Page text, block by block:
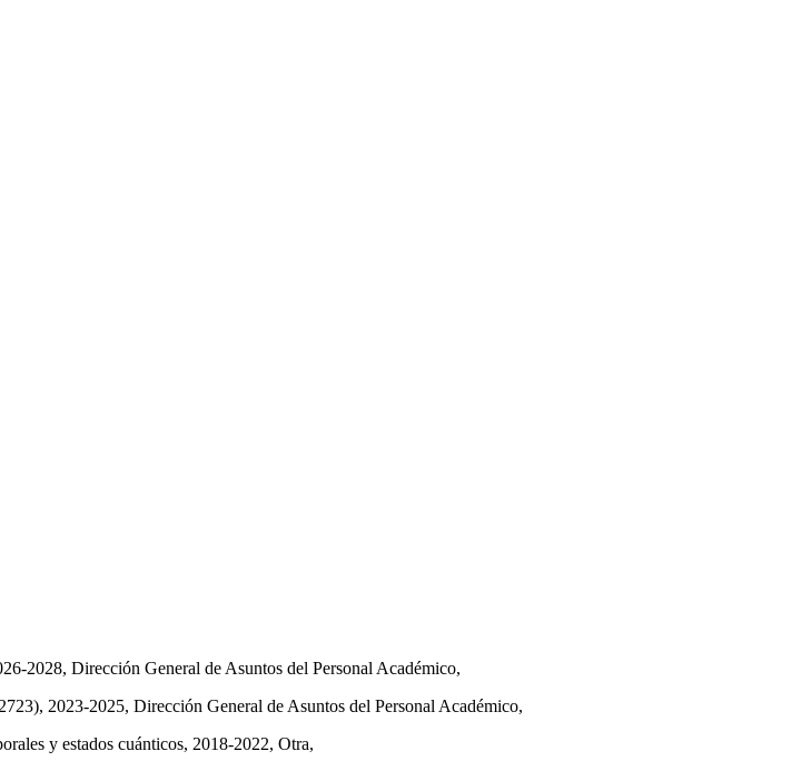
2028, Dirección General de Asuntos del Personal Académico,
2023-2025, Dirección General de Asuntos del Personal Académico,
y estados cuánticos, 2018-2022, Otra,